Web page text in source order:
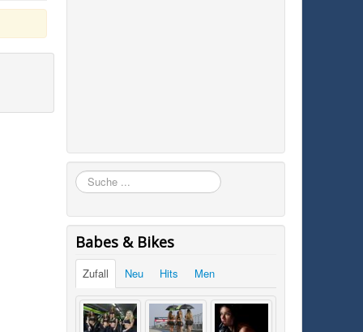
Suchen
Babes & Bikes
Zufall Neu Hits Men